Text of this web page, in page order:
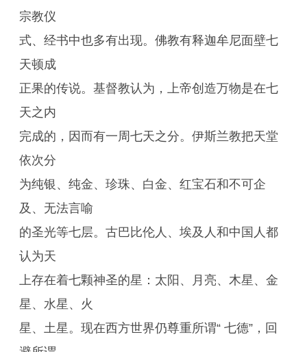
宗教仪
式、经书中也多有出现。佛教有释迦牟尼面壁七
天顿成
正果的传说。基督教认为，上帝创造万物是在七
天之内
完成的，因而有一周七天之分。伊斯兰教把天堂
依次分
为纯银、纯金、珍珠、白金、红宝石和不可企
及、无法言喻
的圣光等七层。古巴比伦人、埃及人和中国人都
认为天
上存在着七颗神圣的星：太阳、月亮、木星、金
星、水星、火
星、土星。现在西方世界仍尊重所谓“ 七德”，回